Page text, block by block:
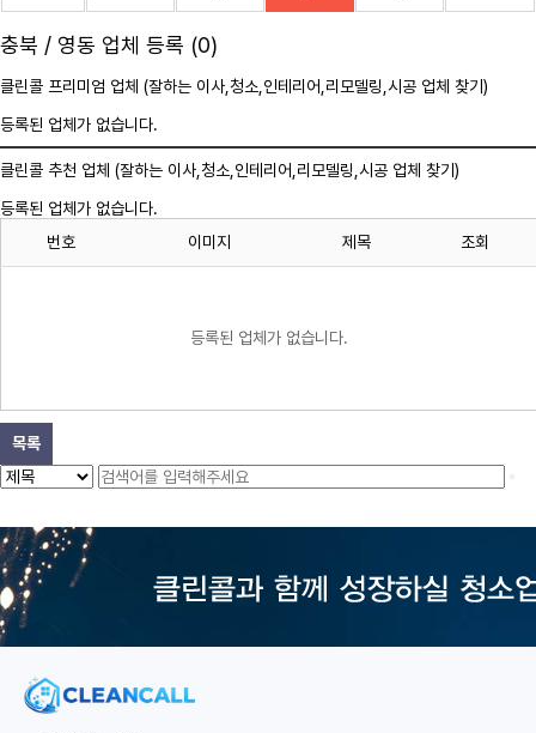
충북 / 영동 업체 등록 (0)
클린콜 프리미엄 업체 (잘하는 이사, 청소 ,인테리어,리모델링,시공 업체 찾기)
등록된 업체가 없습니다.
클린콜 추천 업체 (잘하는 이사, 청소 ,인테리어,리모델링,시공 업체 찾기)
등록된 업체가 없습니다.
번호
이미지 제목 조회
등록된 업체가 없습니다.
목록